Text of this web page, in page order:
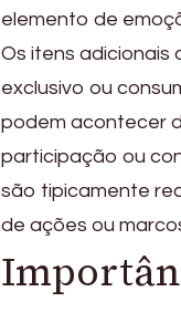
elemento de
Os itens
exclusivo ou
podem acontecer
participação ou
são tipicamente
de ações ou